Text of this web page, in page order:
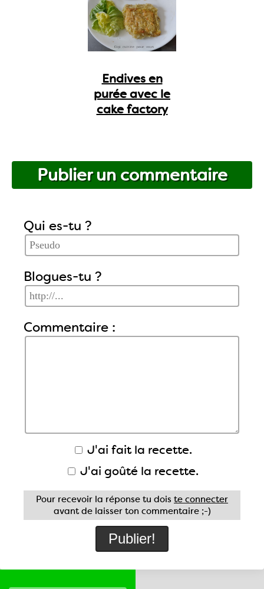
Endives en
purée avec le
cake factory
Publier un commentaire
Qui es-tu ?
Blogues-tu ?
Commentaire :
J'ai fait la recette.
J'ai goûté la recette.
Pour recevoir la réponse tu dois te connecter
avant de laisser ton commentaire ;-)